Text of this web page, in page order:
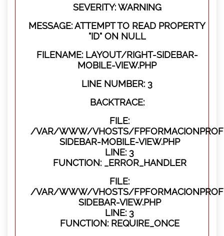
SEVERITY: WARNING
MESSAGE: ATTEMPT TO READ PROPERTY
"ID" ON NULL
FILENAME: LAYOUT/RIGHT-SIDEBAR-
MOBILE-VIEW.PHP
LINE NUMBER: 3
BACKTRACE:
FILE:
/VAR/WWW/VHOSTS/
SIDEBAR-MOBILE-VIEW.PHP
LINE: 3
FUNCTION: _ERROR_HANDLER
FILE:
/VAR/WWW/VHOSTS/
SIDEBAR-VIEW.PHP
LINE: 3
FUNCTION: REQUIRE_ONCE